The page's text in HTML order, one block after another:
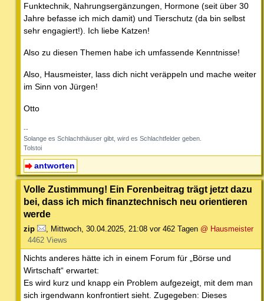
Funktechnik, Nahrungsergänzungen, Hormone (seit über 30
Jahre befasse ich mich damit) und Tierschutz (da bin selbst
sehr engagiert!). Ich liebe Katzen!
Also zu diesen Themen habe ich umfassende Kenntnisse!
Also, Hausmeister, lass dich nicht veräppeln und mache weiter
im Sinn von Jürgen!
Otto
--
Solange es Schlachthäuser gibt, wird es Schlachtfelder geben.
Tolstoi
antworten
Volle Zustimmung! Ein Forenbeitrag trägt jetzt dazu
bei, dass ich mich finanztechnisch neu orientieren
werde
zip Mittwoch, 30.04.2025, 21:08 vor 462 Tagen @ Hausmeister
4462 Views
Nichts anderes hätte ich in einem Forum für „Börse und
Wirtschaft“ erwartet:
Es wird kurz und knapp ein Problem aufgezeigt, mit dem man
sich irgendwann konfrontiert sieht. Zugegeben: Dieses